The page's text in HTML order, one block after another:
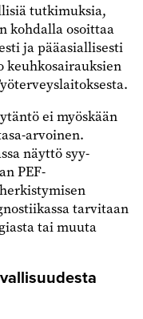
tutkimuksia,
kohdalla osoittaa
ja pääasiallisesti
keuhkosairauksien
ei myöskään
arvoinen.
näyttö syy-
PEF-
tarvitaan
tai muuta